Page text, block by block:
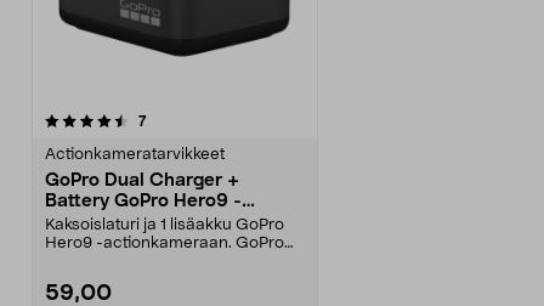
7arvostelut
Actionkameratarvikkeet
GoPro Dual Charger +
Battery GoPro Hero9 -
kameraan
Kaksoislaturi ja 1 lisäakku GoPro
Hero9 -actionkameraan. GoPro
59,00